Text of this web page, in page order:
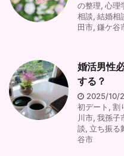
の整理, 心理
相談, 結婚相
田市, 鎌ケ谷
婚活男性
する？
2025/10/
初デート , 割
川市, 我孫子
談, 立ち振る
谷市